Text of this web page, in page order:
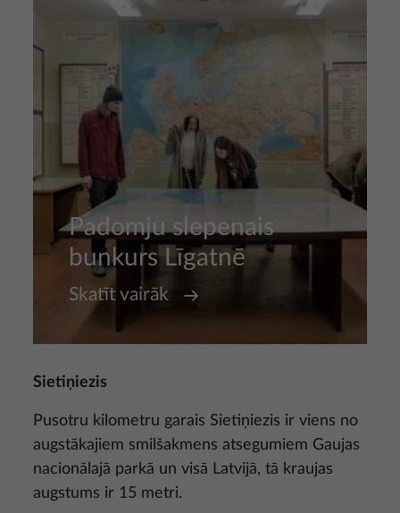
Padomju slepenais
bunkurs Līgatnē
Skatīt vairāk
Sietiņiezis
Pusotru kilometru garais Sietiņiezis ir viens no
augstākajiem smilšakmens atsegumiem Gaujas
nacionālajā parkā un visā Latvijā, tā kraujas
augstums ir 15 metri.